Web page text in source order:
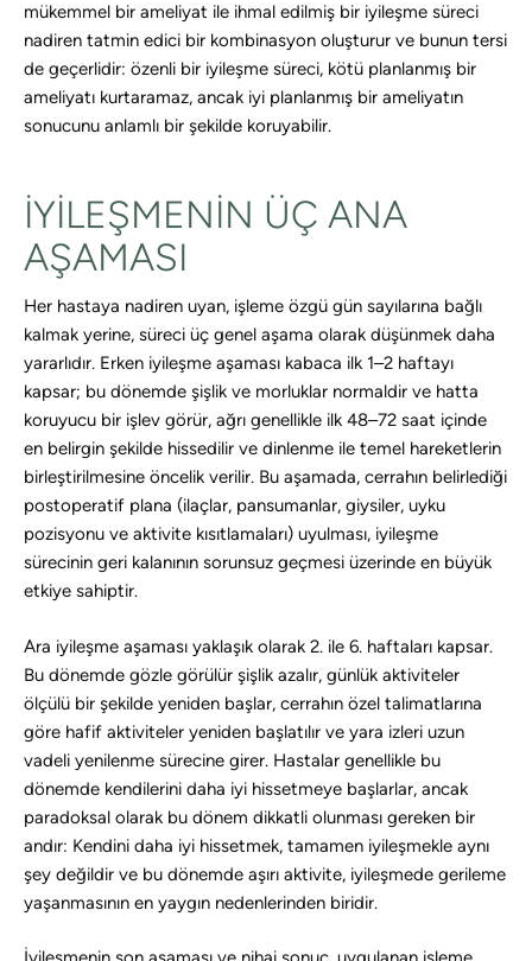
mükemmel bir ameliyat ile ihmal edilmiş bir iyileşme süreci
nadiren tatmin edici bir kombinasyon oluşturur ve bunun tersi
de geçerlidir: özenli bir iyileşme süreci, kötü planlanmış bir
ameliyatı kurtaramaz, ancak iyi planlanmış bir ameliyatın
sonucunu anlamlı bir şekilde koruyabilir.
İYILEŞMENIN ÜÇ ANA
AŞAMASI
Her hastaya nadiren uyan, işleme özgü gün sayılarına bağlı
kalmak yerine, süreci üç genel aşama olarak düşünmek daha
yararlıdır. Erken iyileşme aşaması kabaca ilk 1–2 haftayı
kapsar; bu dönemde şişlik ve morluklar normaldir ve hatta
koruyucu bir işlev görür, ağrı genellikle ilk 48–72 saat içinde
en belirgin şekilde hissedilir ve dinlenme ile temel hareketlerin
birleştirilmesine öncelik verilir. Bu aşamada, cerrahın belirlediği
postoperatif plana (ilaçlar, pansumanlar, giysiler, uyku
pozisyonu ve aktivite kısıtlamaları) uyulması, iyileşme
sürecinin geri kalanının sorunsuz geçmesi üzerinde en büyük
etkiye sahiptir.
Ara iyileşme aşaması yaklaşık olarak 2. ile 6. haftaları kapsar.
Bu dönemde gözle görülür şişlik azalır, günlük aktiviteler
ölçülü bir şekilde yeniden başlar, cerrahın özel talimatlarına
göre hafif aktiviteler yeniden başlatılır ve yara izleri uzun
vadeli yenilenme sürecine girer. Hastalar genellikle bu
dönemde kendilerini daha iyi hissetmeye başlarlar, ancak
paradoksal olarak bu dönem dikkatli olunması gereken bir
andır: Kendini daha iyi hissetmek, tamamen iyileşmekle aynı
şey değildir ve bu dönemde aşırı aktivite, iyileşmede gerileme
yaşanmasının en yaygın nedenlerinden biridir.